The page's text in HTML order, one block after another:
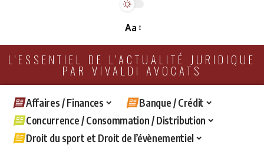
Aa
L'ESSENTIEL DE L'ACTUALITÉ JURIDIQUE
PAR VIVALDI AVOCATS
Affaires / Finances
Banque / Crédit
Concurrence / Consommation / Distribution
Droit du sport et Droit de l’évènementiel